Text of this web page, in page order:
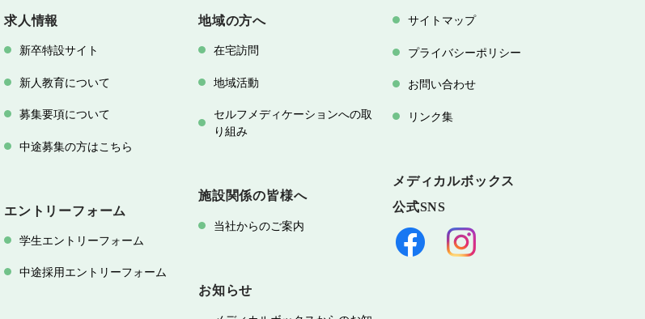
求人情報
新卒特設サイト
新人教育について
募集要項について
中途募集の方はこちら
エントリーフォーム
学生エントリーフォーム
中途採用エントリーフォーム
地域の方へ
在宅訪問
地域活動
セルフメディケーションへの取
り組み
施設関係の皆様へ
当社からのご案内
お知らせ
サイトマップ
プライバシーポリシー
お問い合わせ
リンク集
メディカルボックス
公式SNS